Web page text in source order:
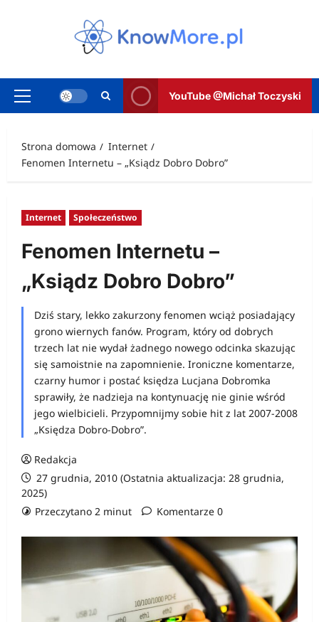
Menu
YouTube @Michał Toczyski
Strona domowa
Internet
Fenomen Internetu – „Ksiądz Dobro Dobro”
Internet Społeczeństwo
Fenomen Internetu –
„Ksiądz Dobro Dobro”
Dziś stary, lekko zakurzony fenomen wciąż posiadający
grono wiernych fanów. Program, który od dobrych
trzech lat nie wydał żadnego nowego odcinka skazując
się samoistnie na zapomnienie. Ironiczne komentarze,
czarny humor i postać księdza Lucjana Dobromka
sprawiły, że nadzieja na kontynuację nie ginie wśród
jego wielbicieli. Przypomnijmy sobie hit z lat 2007-2008
„Księdza Dobro-Dobro”.
Redakcja
27 grudnia, 2010 (Ostatnia aktualizacja: 28 grudnia,
2025)
Przeczytano 2 minut
Komentarze 0